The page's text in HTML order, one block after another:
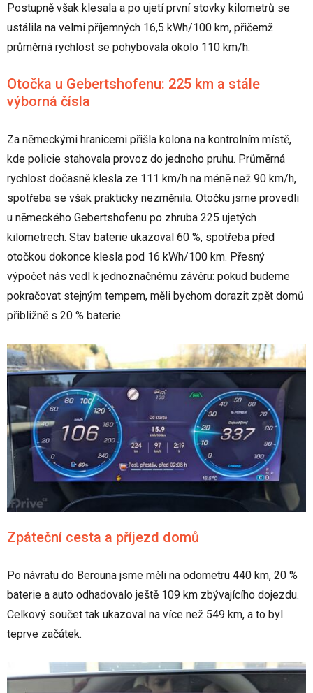
Postupně však klesala a po ujetí první stovky kilometrů se
ustálila na velmi příjemných 16,5 kWh/100 km, přičemž
průměrná rychlost se pohybovala okolo 110 km/h.
Otočka u Gebertshofenu: 225 km a stále
výborná čísla
Za německými hranicemi přišla kolona na kontrolním místě,
kde policie stahovala provoz do jednoho pruhu. Průměrná
rychlost dočasně klesla ze 111 km/h na méně než 90 km/h,
spotřeba se však prakticky nezměnila. Otočku jsme provedli
u německého Gebertshofenu po zhruba 225 ujetých
kilometrech. Stav baterie ukazoval 60 %, spotřeba před
otočkou dokonce klesla pod 16 kWh/100 km. Přesný
výpočet nás vedl k jednoznačnému závěru: pokud budeme
pokračovat stejným tempem, měli bychom dorazit zpět domů
přibližně s 20 % baterie.
Zpáteční cesta a příjezd domů
Po návratu do Berouna jsme měli na odometru 440 km, 20 %
baterie a auto odhadovalo ještě 109 km zbývajícího dojezdu.
Celkový součet tak ukazoval na více než 549 km, a to byl
teprve začátek.